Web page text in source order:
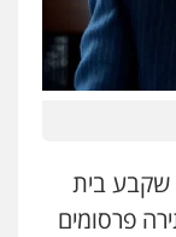
שקבע בית
30 שנה, מתירה פרסומים